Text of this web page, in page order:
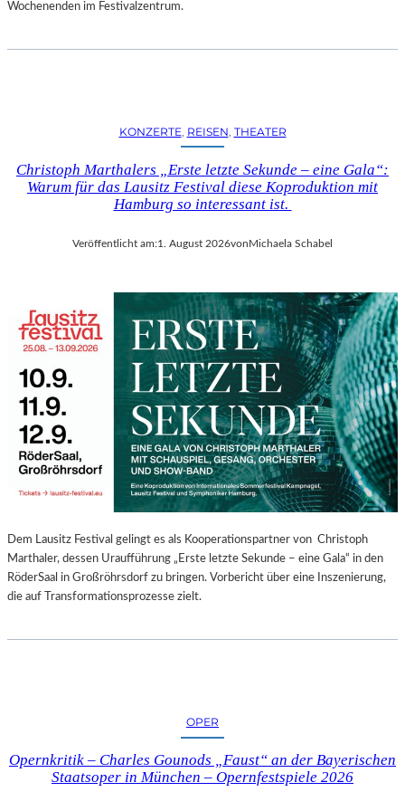
W
S
C
H
N
N
S
T
Ü
H
L
E
N
“
–
A
U
S
S
T
R
I
Wochenenden im Festivalzentrum.
KONZERTE, REISEN THEATER
Christoph Marthalers „Erste letzte Sekunde – eine Gala“:
Warum für das Lausitz Festival diese Koproduktion mit
Hamburg so interessant ist.
Veröffentlicht am:1. August 2026vonMichaela Schabel
Dem Lausitz Festival gelingt es als Kooperationspartner von Christoph
Marthaler, dessen Uraufführung „Erste letzte Sekunde – eine Gala“ in den
RöderSaal in Großröhrsdorf zu bringen. Vorbericht über eine Inszenierung,
die auf Transformationsprozesse zielt.
OPER
Opernkritik – Charles Gounods „Faust“ an der Bayerischen
Staatsoper in München – Opernfestspiele 2026